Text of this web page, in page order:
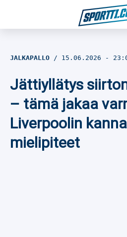
Jalkapallo
Yleisurheilu
Talviurheilu
JALKAPALLO 15.06.2026 -
Jättiyllätys
– tämä jakaa
Liverpoolin
mielipiteet